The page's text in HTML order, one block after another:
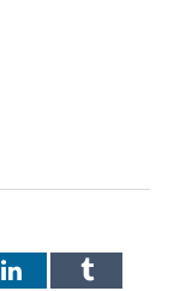
LinkedInTumblr